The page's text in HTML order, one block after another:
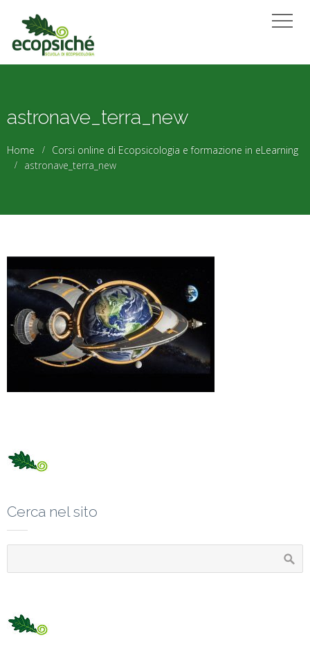
astronave_terra_new
Home
Corsi online di Ecopsicologia e formazione in eLearning
astronave_terra_new
Cerca nel sito